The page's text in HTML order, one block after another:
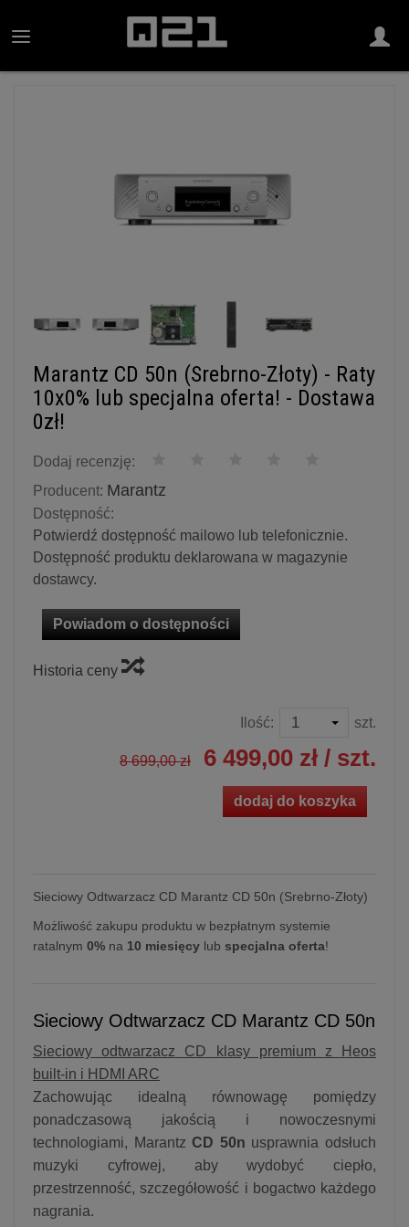
Marantz CD 50n (Srebrno-Złoty) - Raty
10x0% lub specjalna oferta! - Dostawa
0zł!
Dodaj recenzję:
Producent: Marantz
Dostępność:
Potwierdź dostępność mailowo lub telefonicznie.
Dostępność produktu deklarowana w magazynie
dostawcy.
Powiadom o dostępności
Historia ceny
Ilość: szt.
8 699,00 zł 6 499,00 zł / szt.
dodaj do koszyka
Sieciowy Odtwarzacz CD Marantz CD 50n (Srebrno-Złoty)
Możliwość zakupu produktu w bezpłatnym systemie
ratalnym 0% na 10 miesięcy lub specjalna oferta!
Sieciowy Odtwarzacz CD Marantz CD 50n
Sieciowy odtwarzacz CD klasy premium z Heos
built-in i HDMI ARC
Zachowując idealną równowagę pomiędzy
ponadczasową jakością i nowoczesnymi
technologiami, MarantzCD 50n usprawnia odsłuch
muzyki cyfrowej, aby wydobyć ciepło,
przestrzenność, szczegółowość i bogactwo każdego
nagrania.